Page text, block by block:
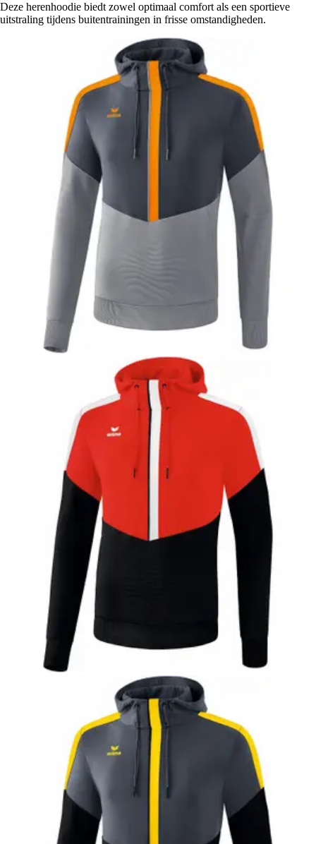
Deze herenhoodie biedt zowel optimaal comfort als een sportieve
uitstraling tijdens buitentrainingen in frisse omstandigheden.